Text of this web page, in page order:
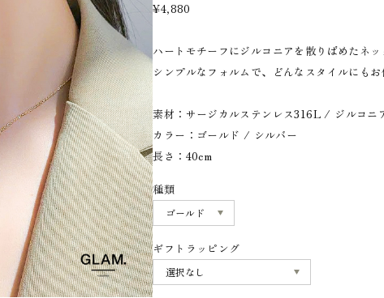
¥4,880
ハートモチーフにジルコニアを散りばめたネッ
シンプルなフォルムで、どんなスタイルにもお
素材：サージカルステンレス316L / ジルコニ
カラー：ゴールド / シルバー
長さ：40cm
種類
ギフトラッピング